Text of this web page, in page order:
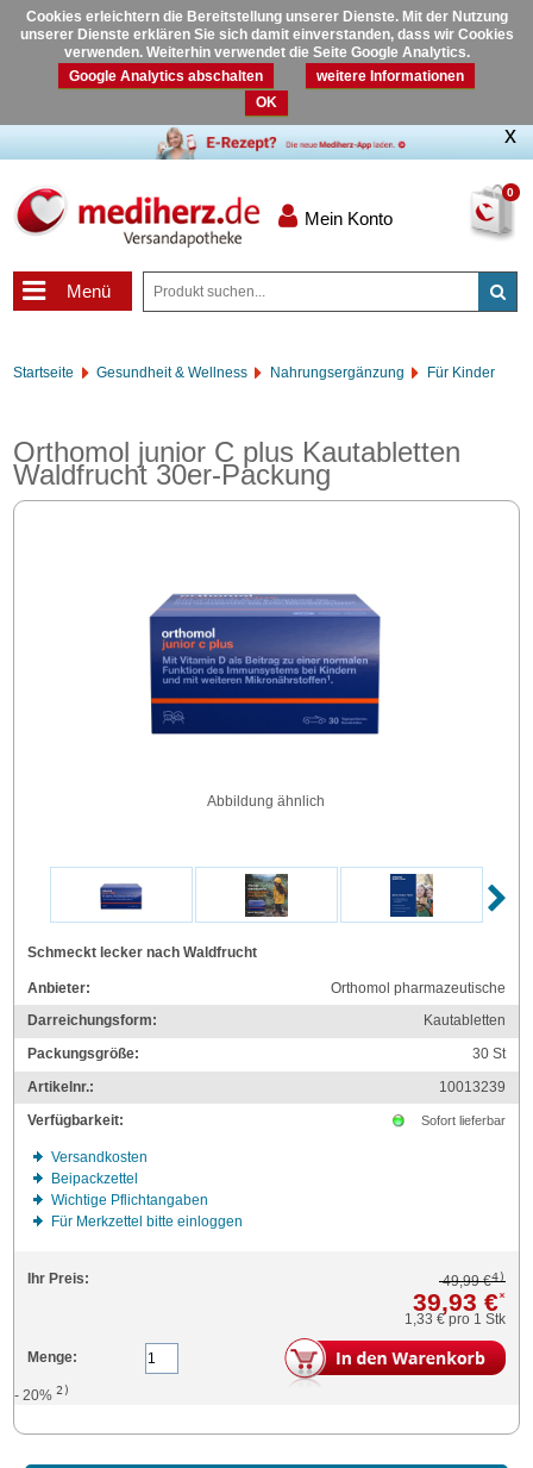
Cookies erleichtern die Bereitstellung unserer Dienste. Mit der Nutzung
unserer Dienste erklären Sie sich damit einverstanden, dass wir Cookies
verwenden. Weiterhin verwendet die Seite Google Analytics.
Google Analytics abschalten
weitere Informationen
OK
0
Mein Konto
Menü
Startseite Gesundheit & Wellness Nahrungsergänzung Für Kinder
Orthomol junior C plus Kautabletten
Waldfrucht 30er-Packung
Abbildung ähnlich
Schmeckt lecker nach Waldfrucht
Anbieter:
Orthomol pharmazeutische
Darreichungsform:
Kautabletten
Packungsgröße:
30St
Artikelnr.:
10013239
Verfügbarkeit:
Sofort lieferbar
Versandkosten
Beipackzettel
Wichtige Pflichtangaben
Für Merkzettel bitte einloggen
Ihr Preis: 49,99 €4)
39,93 €*
1,33 €pro 1 Stk
Menge:
- 20%2)